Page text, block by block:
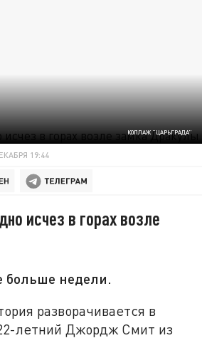
КОЛЛАЖ "ЦАРЬГРАДА"
19:44
исчез в горах возле
больше недели.
разворачивается в
летний Джордж Смит из